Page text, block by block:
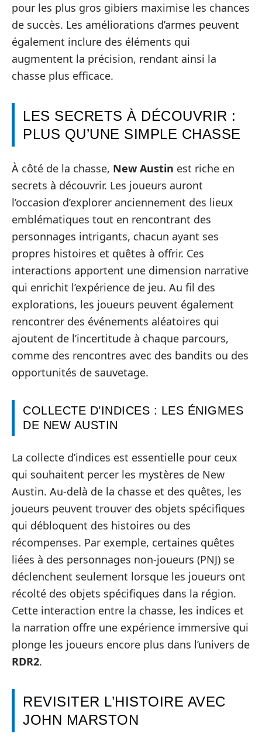
pour les plus gros gibiers maximise les chances
de succès. Les améliorations d’armes peuvent
également inclure des éléments qui
augmentent la précision, rendant ainsi la
chasse plus efficace.
LES SECRETS À DÉCOUVRIR :
PLUS QU’UNE SIMPLE CHASSE
À côté de la chasse, New Austin est riche en
secrets à découvrir. Les joueurs auront
l’occasion d’explorer anciennement des lieux
emblématiques tout en rencontrant des
personnages intrigants, chacun ayant ses
propres histoires et quêtes à offrir. Ces
interactions apportent une dimension narrative
qui enrichit l’expérience de jeu. Au fil des
explorations, les joueurs peuvent également
rencontrer des événements aléatoires qui
ajoutent de l’incertitude à chaque parcours,
comme des rencontres avec des bandits ou des
opportunités de sauvetage.
COLLECTE D’INDICES : LES ÉNIGMES
DE NEW AUSTIN
La collecte d’indices est essentielle pour ceux
qui souhaitent percer les mystères de New
Austin. Au-delà de la chasse et des quêtes, les
joueurs peuvent trouver des objets spécifiques
qui débloquent des histoires ou des
récompenses. Par exemple, certaines quêtes
liées à des personnages non-joueurs (PNJ) se
déclenchent seulement lorsque les joueurs ont
récolté des objets spécifiques dans la région.
Cette interaction entre la chasse, les indices et
la narration offre une expérience immersive qui
plonge les joueurs encore plus dans l’univers de
RDR2.
REVISITER L’HISTOIRE AVEC
JOHN MARSTON